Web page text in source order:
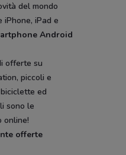
del mondo
iPhone, iPad e
Android
offerte su
piccoli e
ed
sono le
online!
offerte